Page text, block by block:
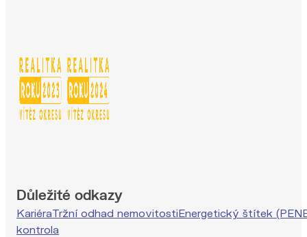
Důležité odkazy
KariéraTržní odhad nemovitostiEnergetický štítek
kontrola